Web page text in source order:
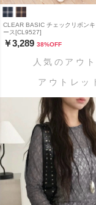
CLEAR BASIC チェックリボン
ース[CL9527]
￥3,289 38%OFF
人気のアウ
アウトレッ